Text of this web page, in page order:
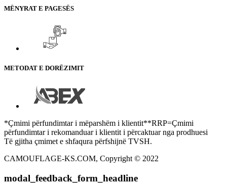
MËNYRAT E PAGESËS
METODAT E DORËZIMIT
*Çmimi përfundimtar i mëparshëm i klientit**RRP=Çmimi
përfundimtar i rekomanduar i klientit i përcaktuar nga prodhuesi
Të gjitha çmimet e shfaqura përfshijnë TVSH.
CAMOUFLAGE-KS.COM, Copyright © 2022
modal_feedback_form_headline